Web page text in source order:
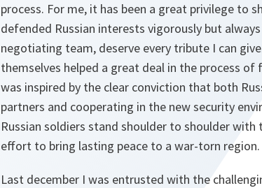
process. For me, it has been a great privilege to
defended Russian interests vigorously but
negotiating team, deserve every tribute I can
themselves helped a great deal in the process
was inspired by the clear conviction that both
partners and cooperating in the new security
Russian soldiers stand shoulder to shoulder
effort to bring lasting peace to a war-torn region.
Last december I was entrusted with the